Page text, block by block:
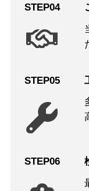
STEP04
STEP05
STEP06